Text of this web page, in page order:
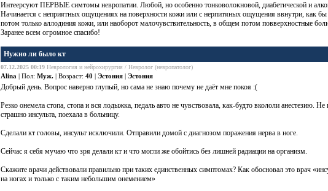
Интеерсуют ПЕРВЫЕ симтомы невропатии. Любой, но особенно тонковолокновой, диабетической и
Начинается с неприятных ощущениях на поверхности кожи или с нерпитяных ощущения ввнутри, как
потом только аллодиния кожи, или наоборот малочувствительность, в общем потом повверхностные
Заранее всем огромное спасибо!
Нужно ли было кт
07.12.2025 00:19 Неврология и нейрохирургия / Невролог (невропатолог)
Alina | Пол: Муж. | Возраст: 40 | Эстония | Эстония
Добрый день. Вопрос наверно глупый, но сама не знаю почему не даёт мне покоя :(
Резко онемела стопа, стопа и вся лодыжка, педаль авто не чувствовала, как-будто вкололи анестезию. Не
страшно инсульта, поехала в больницу.
Сделали кт головы, инсульт исключили. Отправили домой с диагнозом поражения нерва в ноге.
Сейчас я себя мучаю что зря делали кт и что могли же обойтись без лишней радиации на организм.
Скажите врачи действовали правильно при таких единственных симптомах? Как обосновал это врач «
на ногах и только с таким небольшим онемением»